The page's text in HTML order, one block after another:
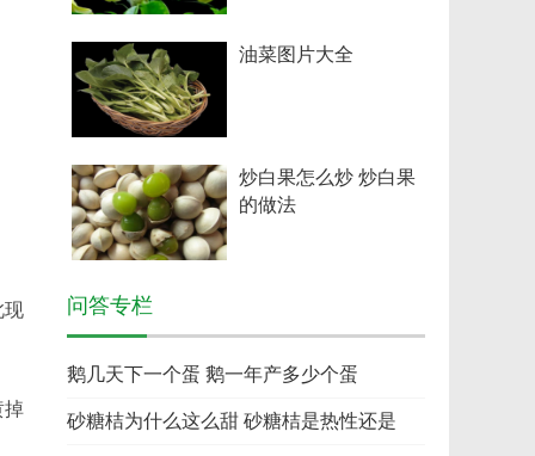
现
掉
油菜图片大全
炒白果怎么炒 炒白果
的做法
问答专栏
鹅几天下一个蛋 鹅一年产多少个蛋
砂糖桔为什么这么甜 砂糖桔是热性还是